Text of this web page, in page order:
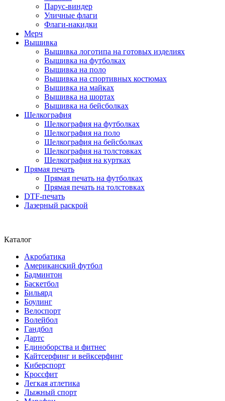
Парус-виндер
Уличные флаги
Флаги-накидки
Мерч
Вышивка
Вышивка логотипа на готовых изделиях
Вышивка на футболках
Вышивка на поло
Вышивка на спортивных костюмах
Вышивка на майках
Вышивка на шортах
Вышивка на бейсболках
Шелкография
Шелкография на футболках
Шелкография на поло
Шелкография на бейсболках
Шелкография на толстовках
Шелкография на куртках
Прямая печать
Прямая печать на футболках
Прямая печать на толстовках
DTF-печать
Лазерный раскрой
Каталог
Акробатика
Американский футбол
Бадминтон
Баскетбол
Бильярд
Боулинг
Велоспорт
Волейбол
Гандбол
Дартс
Единоборства и фитнес
Кайтсерфинг и вейксерфинг
Киберспорт
Кроссфит
Легкая атлетика
Лыжный спорт